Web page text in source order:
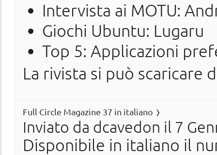
Intervista ai MOTU:
Giochi Ubuntu: Lugaru
Top 5: Applicazioni
La rivista si può scaricare
Full Circle Magazine 37 in italiano
Inviato da dcavedon il 7
Disponibile in italiano il